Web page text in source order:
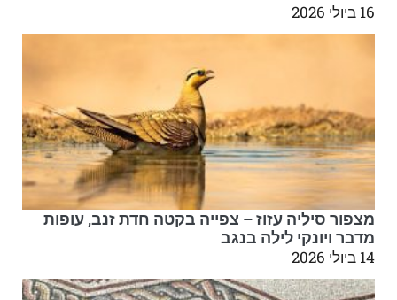
16 ביולי 2026
מצפור סיליה עזוז – צפייה בקטה חדת זנב, עופות
מדבר ויונקי לילה בנגב
14 ביולי 2026